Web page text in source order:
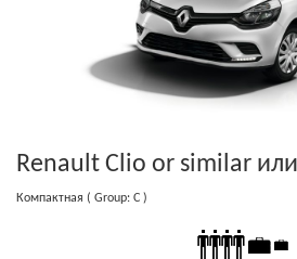
Renault Clio or similar
Компактная ( Group: C )